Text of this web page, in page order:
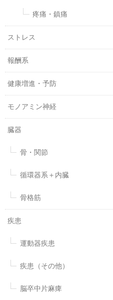
疼痛・鎮痛
ストレス
報酬系
健康増進・予防
モノアミン神経
臓器
骨・関節
循環器系＋内臓
骨格筋
疾患
運動器疾患
疾患（その他）
脳卒中片麻痺